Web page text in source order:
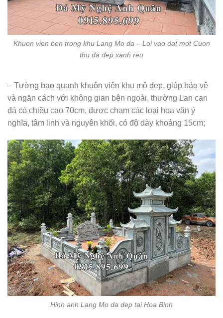
Khuon vien ben trong khu Lang Mo da – Loi vao dat mot Cuon
thu da dep xanh reu
– Tường bao quanh khuôn viên khu mộ đẹp, giúp bảo vệ
và ngăn cách với không gian bên ngoài, thường Lan can
đá có chiều cao 70cm, được chạm các loại hoa văn ý
nghĩa, tâm linh và nguyên khối, có độ dày khoảng 15cm;
Hinh anh Lang Mo da dep tai Hoa Binh